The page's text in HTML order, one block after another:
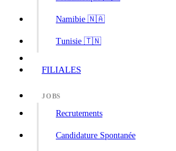
Namibie 🇳🇦
Tunisie 🇹🇳
FILIALES
JOBS
Recrutements
Candidature Spontanée